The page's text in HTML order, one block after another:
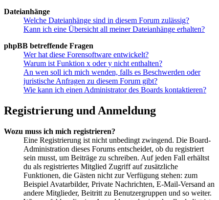
Dateianhänge
Welche Dateianhänge sind in diesem Forum zulässig?
Kann ich eine Übersicht all meiner Dateianhänge erhalten?
phpBB betreffende Fragen
Wer hat diese Forensoftware entwickelt?
Warum ist Funktion x oder y nicht enthalten?
An wen soll ich mich wenden, falls es Beschwerden oder
juristische Anfragen zu diesem Forum gibt?
Wie kann ich einen Administrator des Boards kontaktieren?
Registrierung und Anmeldung
Wozu muss ich mich registrieren?
Eine Registrierung ist nicht unbedingt zwingend. Die Board-
Administration dieses Forums entscheidet, ob du registriert
sein musst, um Beiträge zu schreiben. Auf jeden Fall erhältst
du als registriertes Mitglied Zugriff auf zusätzliche
Funktionen, die Gästen nicht zur Verfügung stehen: zum
Beispiel Avatarbilder, Private Nachrichten, E-Mail-Versand an
andere Mitglieder, Beitritt zu Benutzergruppen und so weiter.